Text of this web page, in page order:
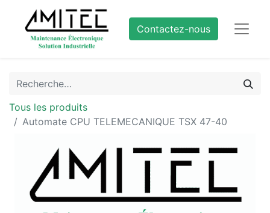
Contactez-nous
Tous les produits
Automate CPU TELEMECANIQUE TSX 47-40